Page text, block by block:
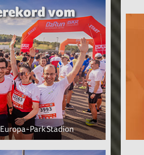
vom
Park Stadion